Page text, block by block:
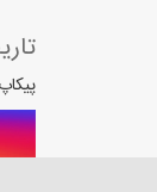
پیکاپ‌های